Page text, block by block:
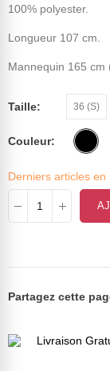
100% polyester.
Longueur 107 cm.
Mannequin 165 cm
Taille 36 (S)
Couleur
Derniers articles en
Livraison